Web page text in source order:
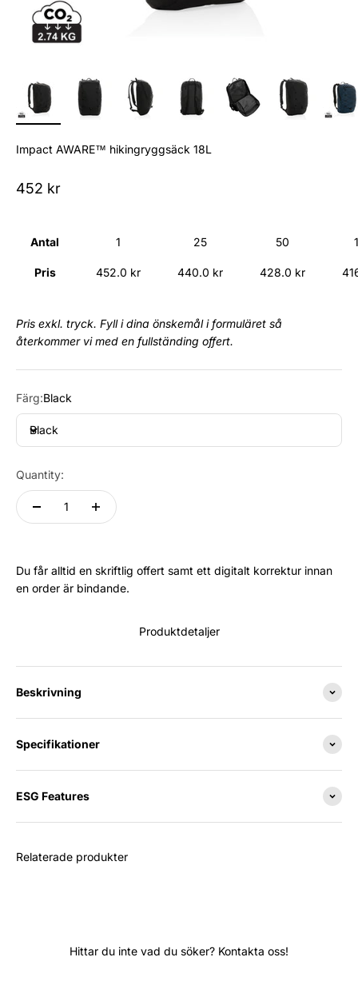
Impact AWARE™ hikingryggsäck 18L
Sale price
452 kr
Antal
Pris
1
452.0 kr
25
440.0 kr
50
428.0 kr
Pris exkl. tryck. Fyll i dina önskemål i formuläret så
återkommer vi med en fullständing offert.
Färg:Black
Black
Quantity:
Du får alltid en skriftlig offert samt ett digitalt korrektur innan
en order är bindande.
Produktdetaljer
Beskrivning
Specifikationer
ESG Features
Relaterade produkter
Hittar du inte vad du söker? Kontakta oss!